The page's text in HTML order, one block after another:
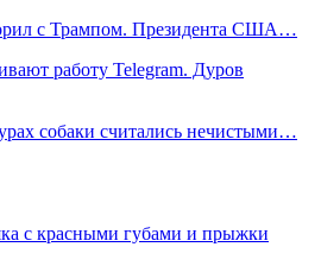
с Трампом. Президента США…
работу Telegram. Дуров
собаки считались нечистыми…
с красными губами и прыжки